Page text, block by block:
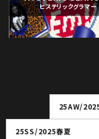
ヒステリックグラマー
25AW/
25SS/2025春夏